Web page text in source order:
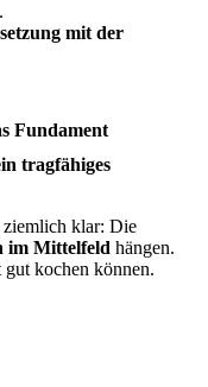
mit der
Fundament
tragfähiges
ziemlich klar: Die
im Mittelfeld hängen.
gut kochen können.